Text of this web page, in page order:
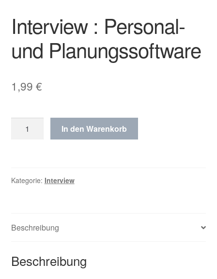
Interview : Personal-
und Planungssoftware
1,99 €
Menge
In den Warenkorb
Kategorie: Interview
Beschreibung
Beschreibung